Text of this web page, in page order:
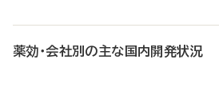
薬効・会社別の主な国内開発状況